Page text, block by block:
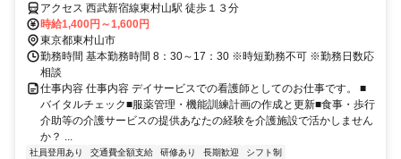
軽にご応募ください！
東村山・デイサービス
アクセス 西武新宿線東村山駅 徒歩１３分
時給1,400円～1,600円
東京都東村山市
勤務時間 基本勤務時間 8：30～17：30 ※時短勤務不可 ※勤務日数応
相談
仕事内容 仕事内容 デイサービスでの看護師としてのお仕事です。 ■
バイタルチェック■服薬管理・機能訓練計画の作成と更新■食事・歩行
介助等の介護サービスの提供あなたの経験を介護施設で活かしません
か？ ...
社員登用あり 交通費全額支給 研修あり 長期歓迎 シフト制